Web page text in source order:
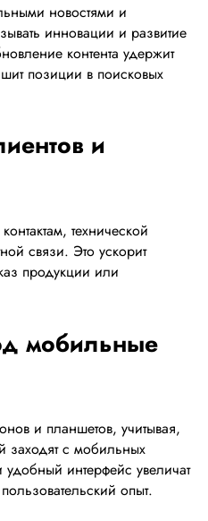
новостями и
инновации и развитие
контента удержит
позиции в поисковых
и
технической
связи. Это ускорит
продукции или
мобильные
и планшетов, учитывая,
заходят с мобильных
удобный интерфейс увеличат
опыт.